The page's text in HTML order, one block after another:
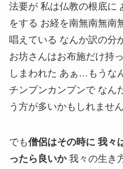
法要が 私は仏教の根底に
をする お経を南無南無
唱えている なんか訳の分
お坊さんはお布施だけ持
しまわれた あぁ…もうな
チンプンカンプンで なん
う方が多いかもしれません
でも僧侶はその時に 我々
ったら良いか我々の生き